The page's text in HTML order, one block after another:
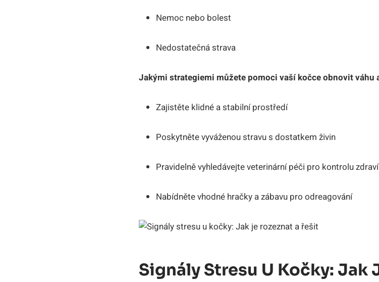
Nemoc nebo bolest
Nedostatečná strava
Jakými strategiemi můžete pomoci vaší kočce obnovit váhu
Zajistěte klidné a stabilní prostředí
Poskytněte vyváženou stravu s dostatkem živin
Pravidelně vyhledávejte veterinární péči pro kontrolu zdraví
Nabídněte vhodné hračky a zábavu pro odreagování
Signály Stresu U Kočky: Jak